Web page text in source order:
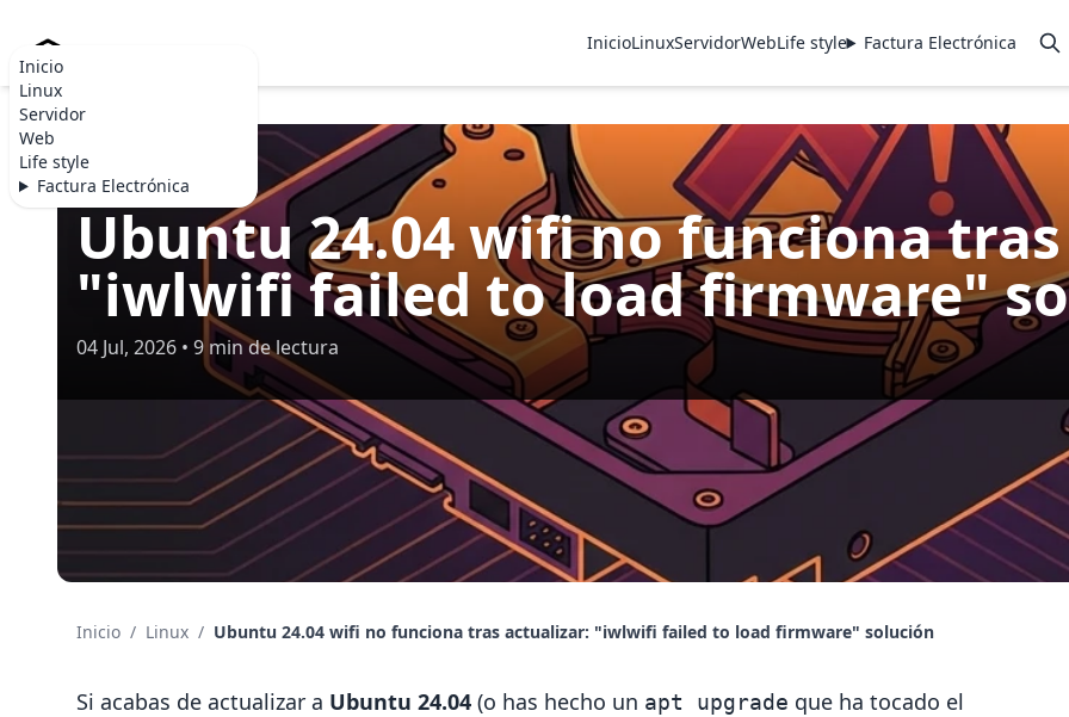
Inicio
Linux
Servidor
Web
Life style
Factura Electrónica
InicioLinuxServidorWebLife style Factura Electrónica
LINUX
Ubuntu 24.04 wifi no funciona
"iwlwifi failed to load firmware"
04 Jul, 2026 • 9 min de lectura
Inicio / Linux / Ubuntu 24.04 wifi no funciona tras actualizar: "iwlwifi failed to load firmware" solución
Si acabas de actualizar a Ubuntu 24.04 (o has hecho un apt upgrade que ha tocado el